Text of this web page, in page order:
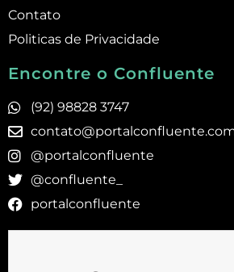
Contato
Politicas de Privacidade
Encontre o Confluente
(92) 98828 3747
@portalconfluente
@confluente_
portalconfluente